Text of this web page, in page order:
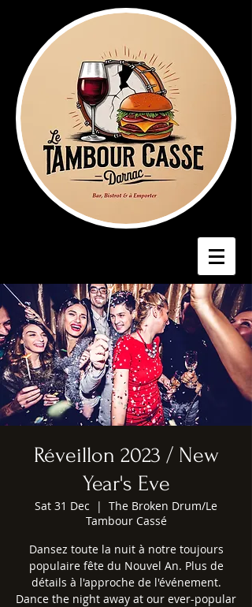
Réveillon 2023 / New
Year's Eve
Sat 31 Dec
  |
The Broken Drum/Le
Tambour Cassé
Dansez toute la nuit à notre toujours
populaire fête du Nouvel An. Plus de
détails à l'approche de l'événement.
Dance the night away at our ever-popular